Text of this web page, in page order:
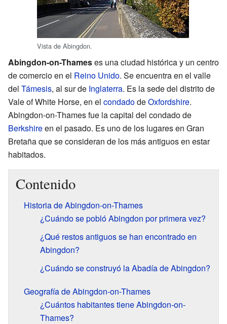
Vista de Abingdon.
Abingdon-on-Thameses una ciudad histórica y un centro
de comercio en el Reino Unido. Se encuentra en el valle
del Támesis, al sur de Inglaterra. Es la sede del distrito de
Vale of White Horse, en el condadodeOxfordshire.
Abingdon-on-Thames fue la capital del condado de
Berkshireen el pasado. Es uno de los lugares en Gran
Bretaña que se consideran de los más antiguos en estar
habitados.
Contenido
Historia de Abingdon-on-Thames
¿Cuándo se pobló Abingdon por primera vez?
¿Qué restos antiguos se han encontrado en
Abingdon?
¿Cuándo se construyó la Abadía de Abingdon?
Geografía de Abingdon-on-Thames
¿Cuántos habitantes tiene Abingdon-on-
Thames?